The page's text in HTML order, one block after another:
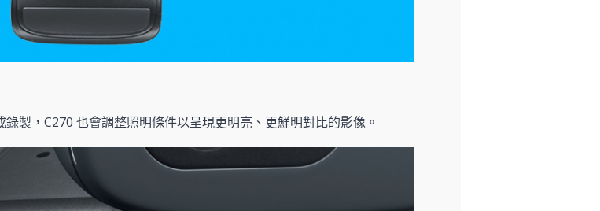
製，C270 也會調整照明條件以呈現更明亮、更鮮明對比的影像。